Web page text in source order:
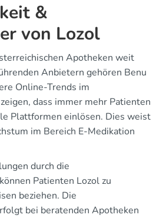
&
von Lozol
Apotheken weit
Anbietern gehören Benu
Online-Trends im
dass immer mehr Patienten
Plattformen einlösen. Dies weist
im Bereich E-Medikation
durch die
Patienten Lozol zu
beziehen. Die
bei beratenden Apotheken